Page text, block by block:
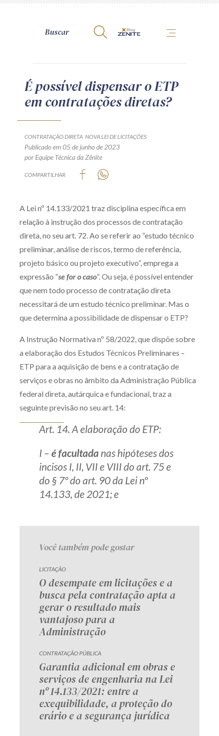
A Zênite
Como publicar conosco
Contato
Termos de uso
Guia de Direitos dos Titulares de Dados
Produtos e serviços
Zênite Fácil IA
Orientação por Escrito
Mentoria Zênite
Capacitação
Zênite Online
Eventos presenciais
Zênite in Company
Diferenciais
Receba por RSS
Av. Sete de Setembro, 4698
Telefone (41) 2109-8666
É possível dispensar o ETP
em contratações diretas?
CONTRATAÇÃO DIRETA NOVA LEI DE LICITAÇÕES
Publicado em 05 de junho de 2023
por Equipe Técnica da Zênite
COMPARTILHAR
A Lei nº 14.133/2021 traz disciplina específica em
relação à instrução dos processos de contratação
direta, no seu art. 72. Ao se referir ao “estudo técnico
preliminar, análise de riscos, termo de referência,
projeto básico ou projeto executivo”, emprega a
expressão “se for o caso“. Ou seja, é possível entender
que nem todo processo de contratação direta
necessitará de um estudo técnico preliminar. Mas o
que determina a possibilidade de dispensar o ETP?
A Instrução Normativa nº 58/2022, que dispõe sobre
a elaboração dos Estudos Técnicos Preliminares –
ETP para a aquisição de bens e a contratação de
serviços e obras no âmbito da Administração Pública
federal direta, autárquica e fundacional, traz a
seguinte previsão no seu art. 14:
Art. 14. A elaboração do ETP:
I – é facultada nas hipóteses dos
incisos I, II, VII e VIII do art. 75 e
do § 7º do art. 90 da Lei nº
14.133, de 2021; e
Você também pode gostar
LICITAÇÃO
O desempate em licitações e a
busca pela contratação apta a
gerar o resultado mais
vantajoso para a
Administração
CONTRATAÇÃO PÚBLICA
Garantia adicional em obras e
serviços de engenharia na Lei
nº 14.133/2021: entre a
exequibilidade, a proteção do
erário e a segurança jurídica